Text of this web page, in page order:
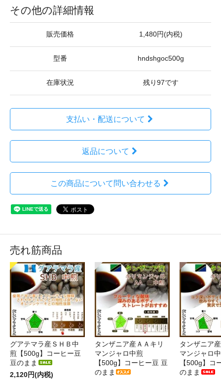
その他の詳細情報
販売価格 1,480円(内税)
型番 hndshgoc500g
在庫状況 残り97です
支払い・配送について
返品について
この商品について問い合わせる
売れ筋商品
グアテマラ産ＳＨＢ中
煎【500g】コーヒー豆
豆のまま
2,120円(内税)
タンザニア産ＡＡキリ
マンジャロ中煎
【500g】コーヒー豆 豆
のまま
タンザニア
マンジャロ
【500g】コ
のまま